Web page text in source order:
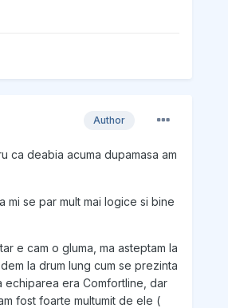
Author
ca deabia acuma dupamasa am
mi se par mult mai logice si bine
e cam o gluma, ma asteptam la
la drum lung cum se prezinta
echiparea era Comfortline, dar
fost foarte multumit de ele (